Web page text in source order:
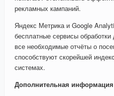
рекламных кампаний.
Яндекс Метрика и Google
бесплатные сервисы
все необходимые отчёты о
способствуют скорейшей
системах.
Дополнительная информация